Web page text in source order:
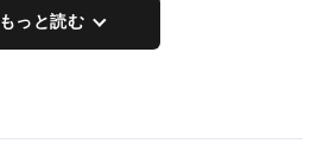
もっと読む